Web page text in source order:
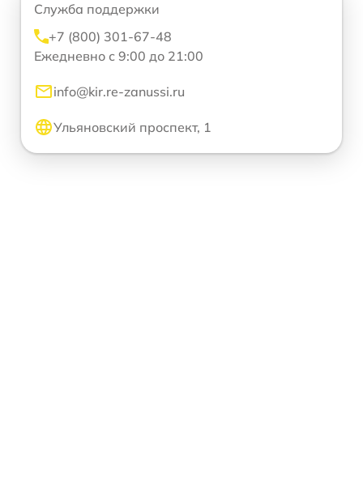
Служба поддержки
+7 (800) 301-67-48
Ежедневно с 9:00 до 21:00
info@kir.re-zanussi.ru
Ульяновский проспект, 1